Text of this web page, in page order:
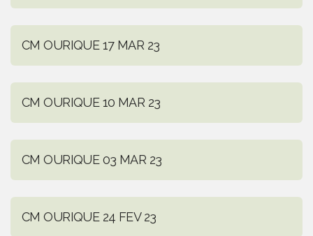
CM OURIQUE 17 MAR 23
CM OURIQUE 10 MAR 23
CM OURIQUE 03 MAR 23
CM OURIQUE 24 FEV 23